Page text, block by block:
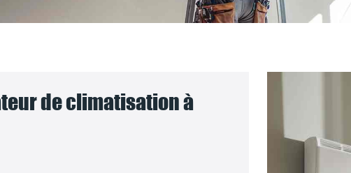
de climatisation à